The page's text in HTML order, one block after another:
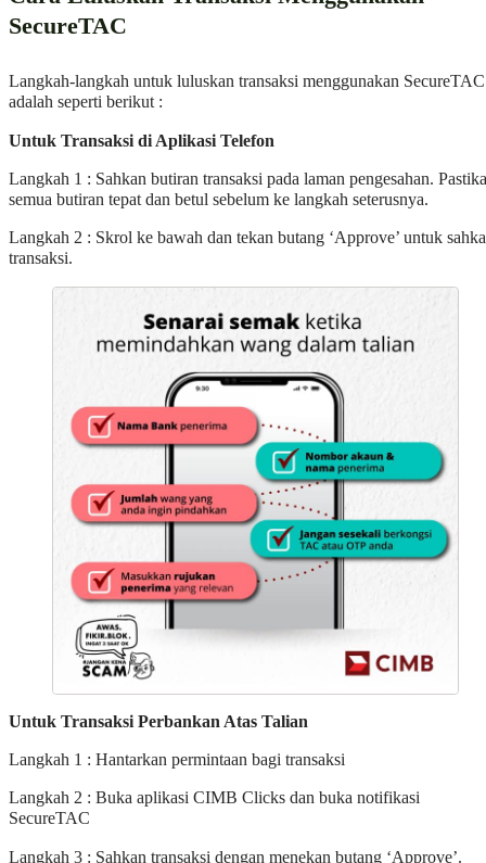
SecureTAC
Langkah-langkah untuk luluskan transaksi menggunakan SecureTAC
adalah seperti berikut :
Untuk Transaksi di Aplikasi Telefon
Langkah 1 : Sahkan butiran transaksi pada laman pengesahan.
semua butiran tepat dan betul sebelum ke langkah seterusnya.
Langkah 2 : Skrol ke bawah dan tekan butang ‘Approve’ untuk
transaksi.
Untuk Transaksi Perbankan Atas Talian
Langkah 1 : Hantarkan permintaan bagi transaksi
Langkah 2 : Buka aplikasi CIMB Clicks dan buka notifikasi
SecureTAC
Langkah 3 : Sahkan transaksi dengan menekan butang ‘Approve’.